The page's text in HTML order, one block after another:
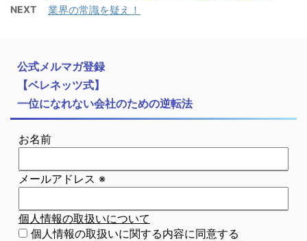
NEXT 業界の常識を疑え！
公式メルマガ登録
【ベレネッツ式】
一位になれない会社のための逆転法
お名前
メールアドレス ※
個人情報の取扱いについて
個人情報の取扱いに関する内容に同意する